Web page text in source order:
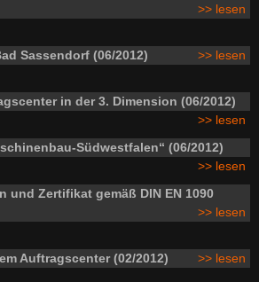
>> lesen
Sassendorf (06/2012) >> lesen
in der 3. Dimension (06/2012)
>> lesen
Südwestfalen“ (06/2012)
>> lesen
und Zertifikat gemäß DIN EN 1090
>> lesen
Auftragscenter (02/2012) >> lesen